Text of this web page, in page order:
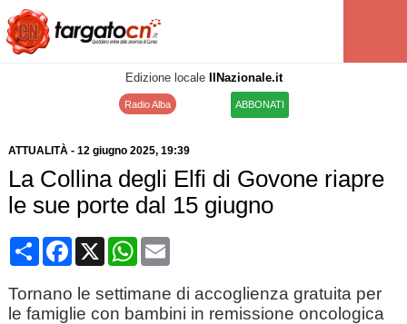
Edizione locale IlNazionale.it
Radio Alba ABBONATI
ATTUALITÀ- 12 giugno 2025, 19:39
La Collina degli Elfi di Govone riapre
le sue porte dal 15 giugno
CondividiFacebook
X WhatsApp
Email
Tornano le settimane di accoglienza gratuita per
le famiglie con bambini in remissione oncologica